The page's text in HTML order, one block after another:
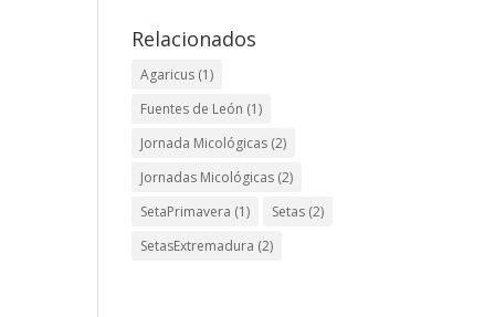
Relacionados
Agaricus (1)
Fuentes de León (1)
Jornada Micológicas (2)
Jornadas Micológicas (2)
SetaPrimavera (1) Setas (2)
SetasExtremadura (2)